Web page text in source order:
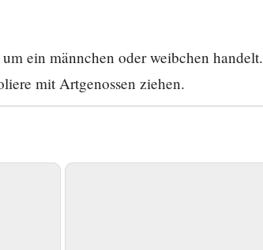
ein männchen oder weibchen handelt.
mit Artgenossen ziehen.